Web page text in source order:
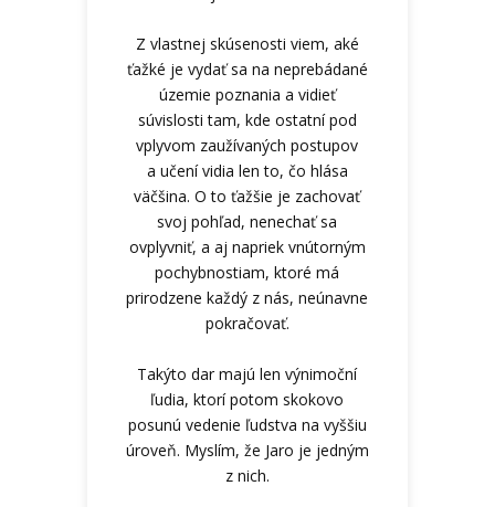
Z vlastnej skúsenosti viem, aké
ťažké je vydať sa na neprebádané
územie poznania a vidieť
súvislosti tam, kde ostatní pod
vplyvom zaužívaných postupov
a učení vidia len to, čo hlása
väčšina. O to ťažšie je zachovať
svoj pohľad, nenechať sa
ovplyvniť, a aj napriek vnútorným
pochybnostiam, ktoré má
prirodzene každý z nás, neúnavne
pokračovať.
Takýto dar majú len výnimoční
ľudia, ktorí potom skokovo
posunú vedenie ľudstva na vyššiu
úroveň. Myslím, že Jaro je jedným
z nich.